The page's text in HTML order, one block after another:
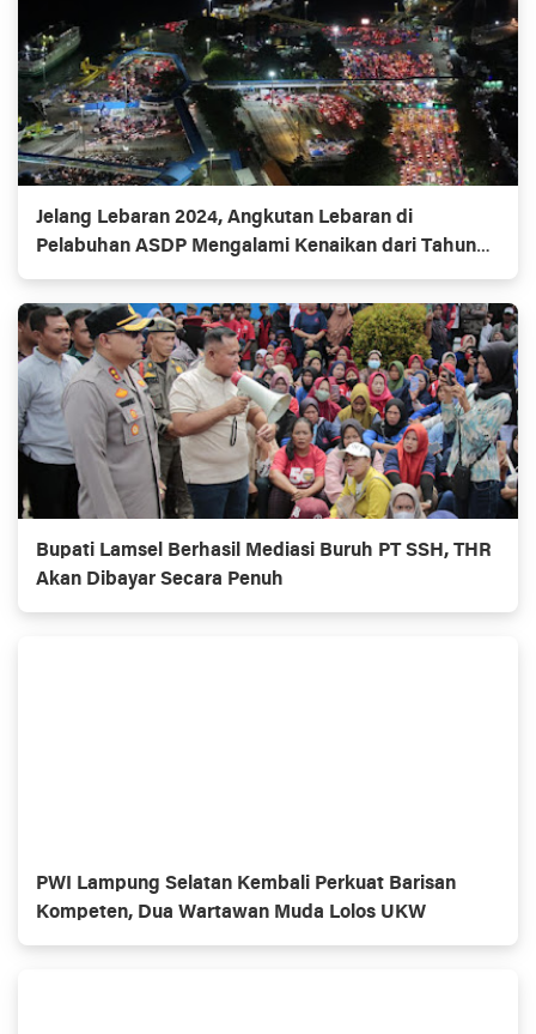
Jelang Lebaran 2024, Angkutan Lebaran di
Pelabuhan ASDP Mengalami Kenaikan dari Tahun
Sebelumnya
Bupati Lamsel Berhasil Mediasi Buruh PT SSH, THR
Akan Dibayar Secara Penuh
PWI Lampung Selatan Kembali Perkuat Barisan
Kompeten, Dua Wartawan Muda Lolos UKW